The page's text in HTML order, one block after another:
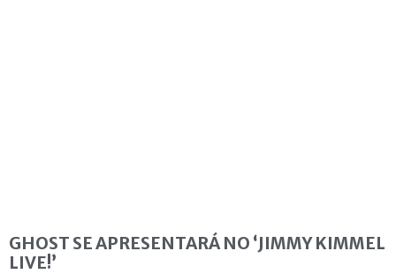
GHOST SE APRESENTARÁ NO ‘JIMMY KIMMEL
LIVE!’